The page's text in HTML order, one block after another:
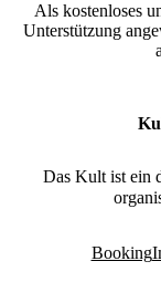
Als kostenloses
Unterstützung
Das Kult ist ein
Booking